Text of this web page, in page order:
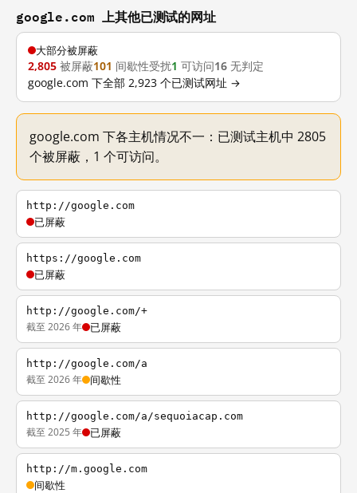
google.com 上其他已测试的网址
大部分被屏蔽
2,805 被屏蔽101 间歇性受扰1 可访问16 无判定
google.com 下全部 2,923 个已测试网址 →
google.com 下各主机情况不一：已测试主机中 2805
个被屏蔽，1 个可访问。
http://google.com
已屏蔽
https://google.com
已屏蔽
http://google.com/+
截至 2026 年 已屏蔽
http://google.com/a
截至 2026 年 间歇性
http://google.com/a/sequoiacap.com
截至 2025 年 已屏蔽
http://m.google.com
间歇性